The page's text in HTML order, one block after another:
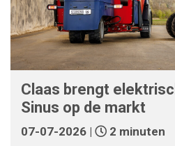
Claas brengt
Sinus op de markt
07-07-2026 | 2 minuten